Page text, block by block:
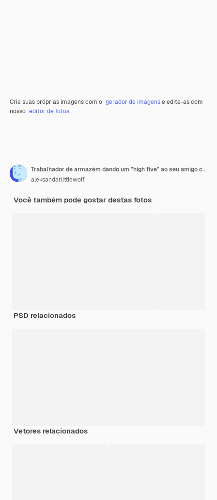
Crie suas próprias imagens com o gerador de imagense edite-as com
nosso editor de fotos.
Trabalhador de armazém dando um "high five" ao seu amigo colega
aleksandarlittlewolf
Você também pode gostar destas fotos
PSD relacionados
Vetores relacionados